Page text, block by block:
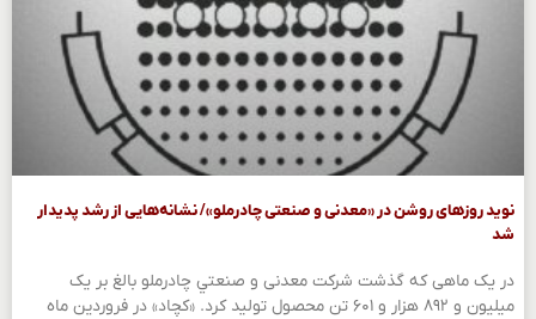
نوید روزهای روشن در «معدنی و صنعتی چادرملو»/ نشانه‌هایی از رشد پدیدار
شد
در یک ماهی که گذشت شرکت معدنی و صنعتي چادرملو بالغ بر یک
میلیون و ۸۹۲ هزار و ۶۰۱ تن محصول تولید کرد. «کچاد» در فروردین ماه